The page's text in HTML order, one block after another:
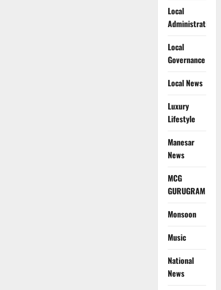
Local
Administration
Local
Governance
Local News
Luxury
Lifestyle
Manesar
News
MCG
GURUGRAM
Monsoon
Music
National
News